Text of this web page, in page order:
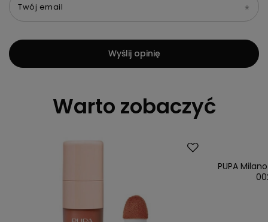
Twój email
Wyślij opinię
Warto zobaczyć
PUPA